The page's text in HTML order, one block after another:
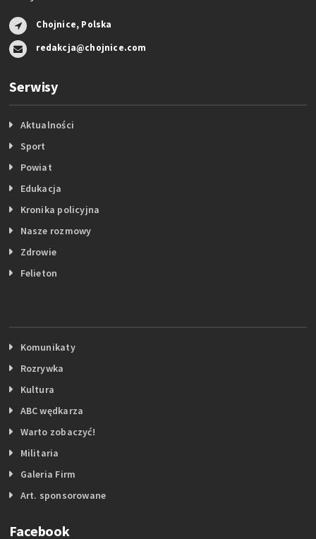
Chojnice, Polska
redakcja@chojnice.com
Serwisy
Aktualności
Sport
Powiat
Edukacja
Kronika policyjna
Nasze rozmowy
Zdrowie
Felieton
Komunikaty
Rozrywka
Kultura
ABC wędkarza
Warto zobaczyć!
Militaria
Galeria Firm
Art. sponsorowane
Facebook